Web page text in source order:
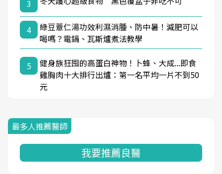
3
4
綠豆薏仁湯功效利濕消腫、防中暑！減肥可以
喝嗎？電鍋、瓦斯爐煮法教學
5
健身族狂囤的高蛋白神物！卜蜂、大成...即食
雞胸肉十大排行出爐：第一名平均一片不到50
元
最多人推薦醫師
我要推薦良醫